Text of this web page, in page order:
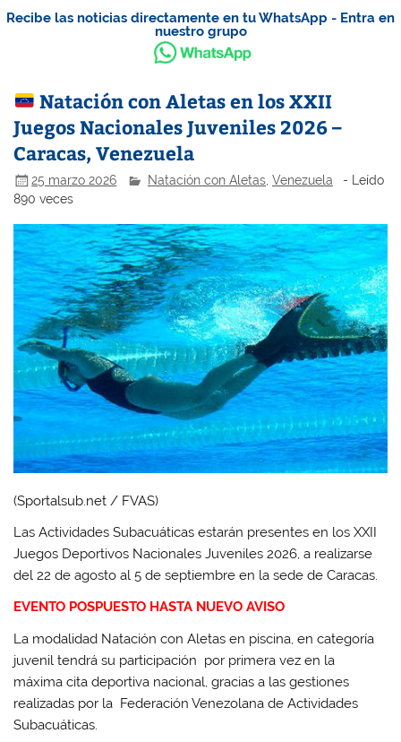
Recibe las noticias directamente en tu WhatsApp - Entra en
nuestro grupo
Natación con Aletas en los XXII
Juegos Nacionales Juveniles 2026 –
Caracas, Venezuela
25 marzo 2026 Natación con Aletas ,Venezuela
- Leído
890 veces
(Sportalsub.net / FVAS)
Las Actividades Subacuáticas estarán presentes en los XXII
Juegos Deportivos Nacionales Juveniles 2026, a realizarse
del 22 de agosto al 5 de septiembre en la sede de Caracas.
EVENTO POSPUESTO HASTA NUEVO AVISO
La modalidad Natación con Aletas en piscina, en categoría
juvenil tendrá su participación por primera vez en la
máxima cita deportiva nacional, gracias a las gestiones
realizadas por la Federación Venezolana de Actividades
Subacuáticas.